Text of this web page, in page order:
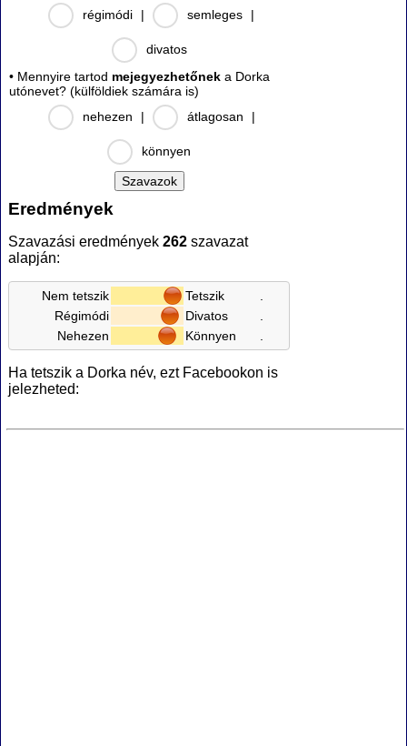
régimódi
| semleges |
divatos
• Mennyire tartod mejegyezhetőnek a Dorka
utónevet? (külföldiek számára is)
nehezen
| átlagosan |
könnyen
Eredmények
Szavazási eredmények 262 szavazat
alapján:
Nem tetszik Tetszik
Régimódi
Divatos
Nehezen
Könnyen
Ha tetszik a Dorka név, ezt Facebookon is
jelezheted: